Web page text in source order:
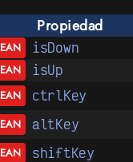
Propiedad
isDown
isUp
ctrlKey
altKey
shiftKey